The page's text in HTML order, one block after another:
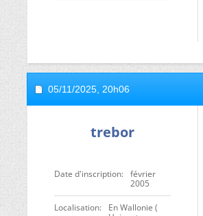
05/11/2025, 20h06
trebor
Date d'inscription
février
2005
Localisation
En Wallonie (